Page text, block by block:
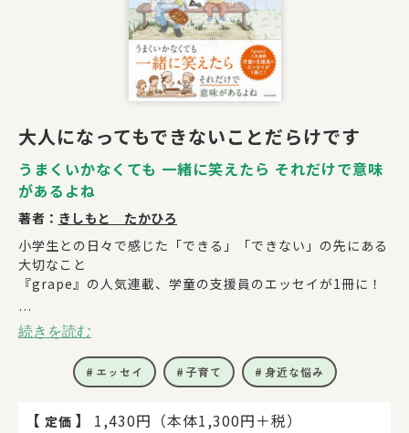
大人になってもできないことだらけです
うまくいかなくても 一緒に笑えたら それだけで意味
があるよね
著者： きしもと たかひろ
小学生との日々で感じた「できる」「できない」の先にある
大切なこと
『grape』の人気連載、学童の支援員のエッセイが1冊に！
多くの小学生と時間を共に過ごしてきた学童の支援員（放課
後児童支援員）・きしもとたかひろ。その経験からSNSで子
育てに関する気付きを発信し、「どうしたらうまくできる
か？」ではなく「うまくいかなくてもええんちゃう？」「子
共感を集めています。
続きを読む
エッセイ 子育て 身近な悩み
【 定価 】
1,430円（本体1,300円＋税）